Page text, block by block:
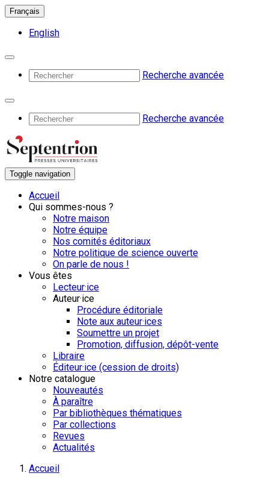
Français
English
Recherche avancée
Recherche avancée
Toggle navigation
Accueil
Qui sommes-nous ?
Notre maison
Notre équipe
Nos comités éditoriaux
Notre politique de science ouverte
On parle de nous !
Vous êtes
Lecteur·ice
Auteur·ice
Procédure éditoriale
Note aux auteur·ices
Soumettre un projet
Promotion, diffusion, dépôt-vente
Libraire
Éditeur·ice (cession de droits)
Notre catalogue
Nouveautés
À paraître
Par bibliothèques thématiques
Par collections
Revues
Actualités
Accueil